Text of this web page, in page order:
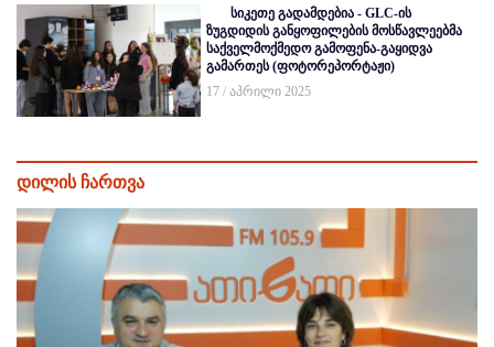
სიკეთე გადამდებია - GLC-ის
ზუგდიდის განყოფილების მოსწავლეებმა
საქველმოქმედო გამოფენა-გაყიდვა
გამართეს (ფოტორეპორტაჟი)
17 / აპრილი 2025
დილის ჩართვა